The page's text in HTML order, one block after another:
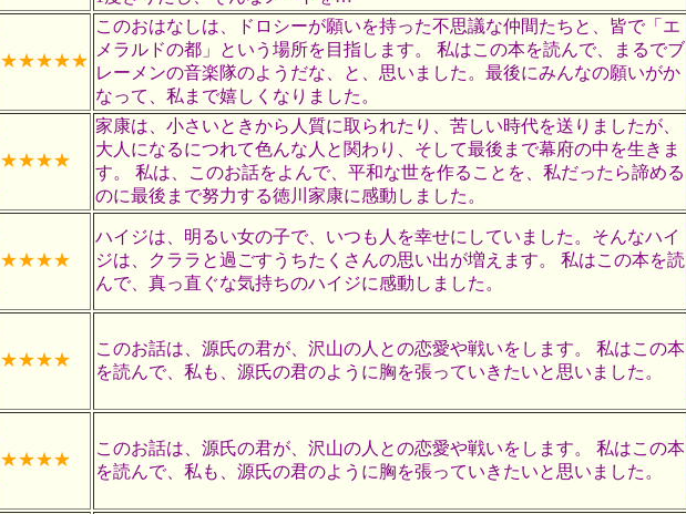
★★★★★
このおはなしは、ドロシーが願いを持った不思議な仲間たちと、皆で「エ
メラルドの都」という場所を目指します。 私はこの本を読んで、まるでブ
レーメンの音楽隊のようだな、と、思いました。最後にみんなの願いがか
なって、私まで嬉しくなりました。
★★★★
家康は、小さいときから人質に取られたり、苦しい時代を送りましたが、
大人になるにつれて色んな人と関わり、そして最後まで幕府の中を生きま
す。 私は、このお話をよんで、平和な世を作ることを、私だったら諦める
のに最後まで努力する徳川家康に感動しました。
★★★★
ハイジは、明るい女の子で、いつも人を幸せにしていました。そんなハイ
ジは、クララと過ごすうちたくさんの思い出が増えます。 私はこの本を読
んで、真っ直ぐな気持ちのハイジに感動しました。
★★★★
このお話は、源氏の君が、沢山の人との恋愛や戦いをします。 私はこの本
を読んで、私も、源氏の君のように胸を張っていきたいと思いました。
★★★★
このお話は、源氏の君が、沢山の人との恋愛や戦いをします。 私はこの本
を読んで、私も、源氏の君のように胸を張っていきたいと思いました。